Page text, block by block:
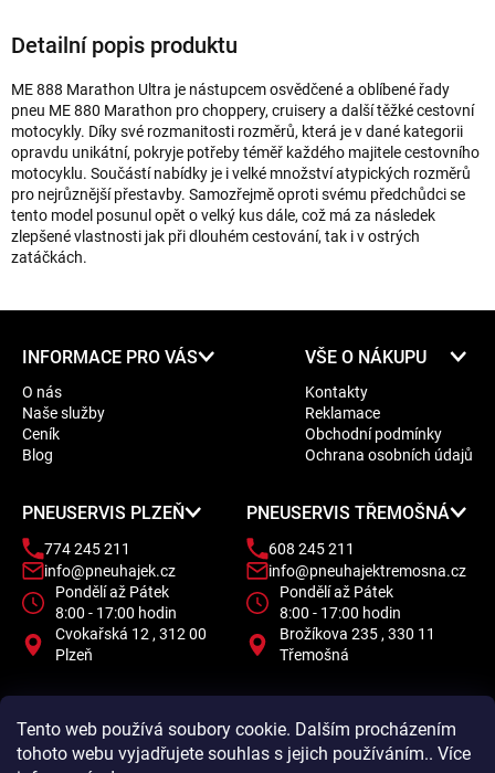
Tento web používá soubory cookie. Dalším procházením
tohoto webu vyjadřujete souhlas s jejich používáním.. Více
Detailní popis produktu
ME 888 Marathon Ultra je nástupcem osvědčené a oblíbené řady
pneu ME 880 Marathon pro choppery, cruisery a další těžké cestovní
motocykly. Díky své rozmanitosti rozměrů, která je v dané kategorii
opravdu unikátní, pokryje potřeby téměř každého majitele cestovního
motocyklu. Součástí nabídky je i velké množství atypických rozměrů
pro nejrůznější přestavby. Samozřejmě oproti svému předchůdci se
tento model posunul opět o velký kus dále, což má za následek
zlepšené vlastnosti jak při dlouhém cestování, tak i v ostrých
zatáčkách.
INFORMACE PRO VÁS
O nás
Naše služby
Ceník
Blog
VŠE O NÁKUPU
Kontakty
Reklamace
Obchodní podmínky
Ochrana osobních údajů
PNEUSERVIS PLZEŇ
774 245 211
info@pneuhajek.cz
Pondělí až Pátek
8:00 - 17:00 hodin
Cvokařská 12 , 312 00
Plzeň
PNEUSERVIS TŘEMOŠNÁ
608 245 211
info@pneuhajektremosna.cz
Pondělí až Pátek
8:00 - 17:00 hodin
Brožíkova 235 , 330 11
Třemošná